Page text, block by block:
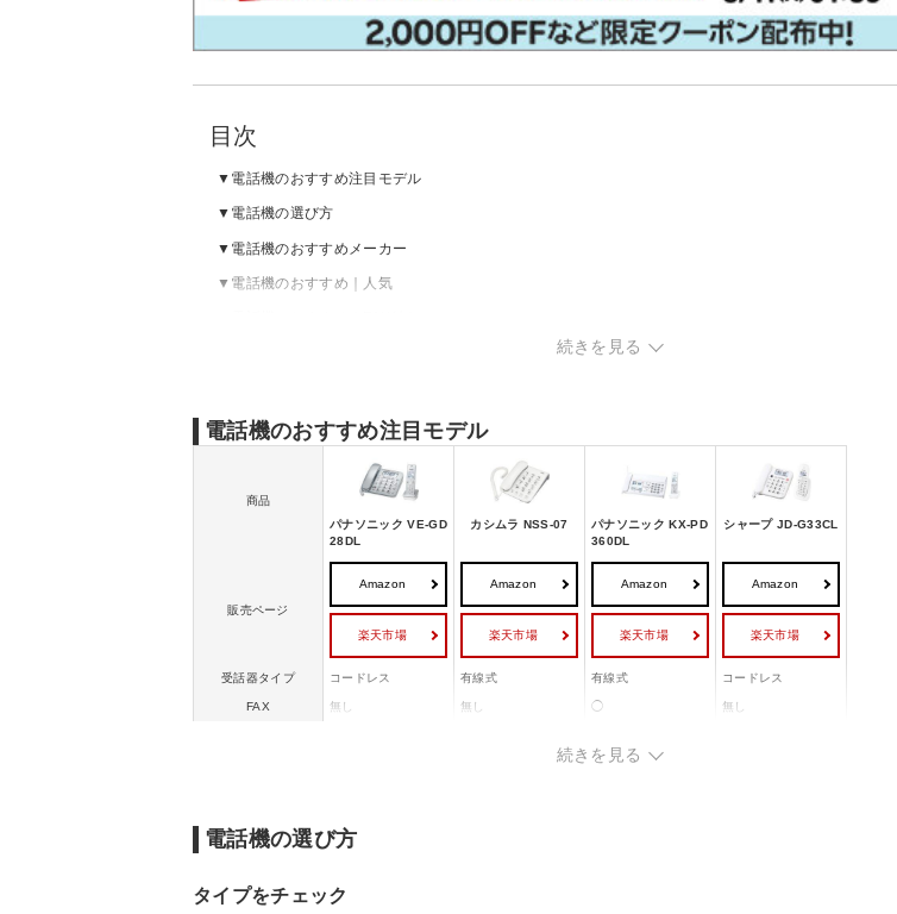
目次
電話機のおすすめ注目モデル
電話機の選び方
電話機のおすすめメーカー
電話機のおすすめ｜人気
続きを見る
電話機のおすすめ注目モデル
商品
パナソニック VE-GD
28DL
カシムラ NSS-07
パナソニック KX-PD
360DL
シャープ JD-G33CL
販売ページ
Amazon
楽天市場
Amazon
楽天市場
Amazon
楽天市場
Amazon
楽天市場
受話器タイプ コードレス 有線式 有線式 コードレス
FAX 無し 無し ◯ 無し
続きを見る
電話機の選び方
タイプをチェック